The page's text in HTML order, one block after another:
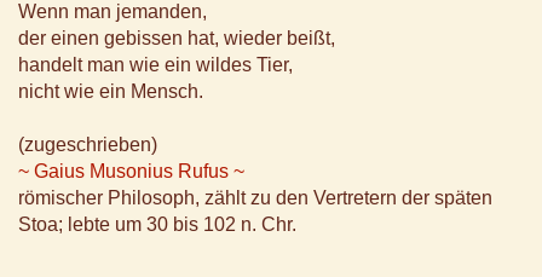
Wenn man jemanden,
der einen gebissen hat, wieder beißt,
handelt man wie ein wildes Tier,
nicht wie ein Mensch.
(zugeschrieben)
~ Gaius Musonius Rufus ~
römischer Philosoph, zählt zu den Vertretern der späten
Stoa; lebte um 30 bis 102 n. Chr.